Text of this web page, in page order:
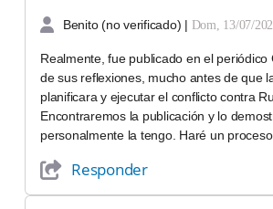
Benito (no verificado) Dom, 13/07/
Realmente, fue publicado en el periódico Granma en una
de sus reflexiones, mucho antes de que la OTAN
planificara y ejecutar el conflicto contra
Encontraremos la publicación y lo
personalmente la tengo. Haré un
Responder